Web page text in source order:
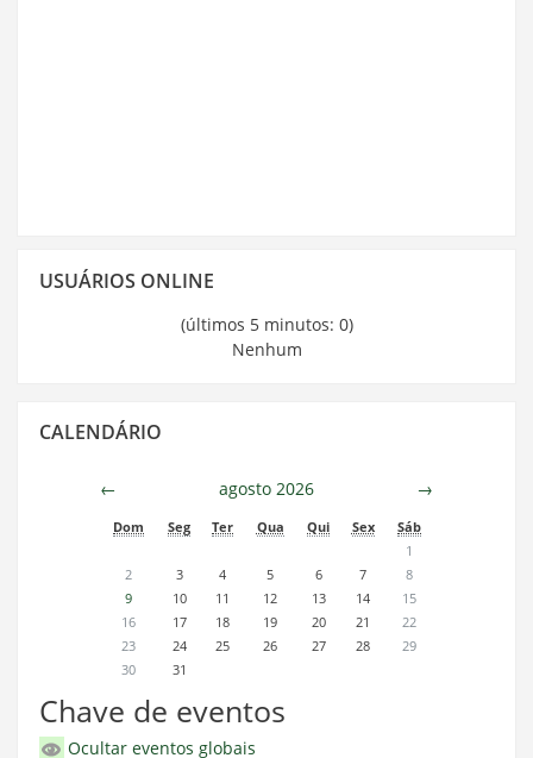
Usuários
USUÁRIOS ONLINE
(últimos 5 minutos: 0)
Nenhum
Calendário
CALENDÁRIO
← agosto 2026 →
Dom Seg Ter Qua Qui Sex
Sáb
1
2
3 4 5 6 7
8
9
10 11 12 13 14
15
16
17 18 19 20 21
22
23
24 25 26 27 28
29
30
31
Chave de eventos
Ocultar eventos globais